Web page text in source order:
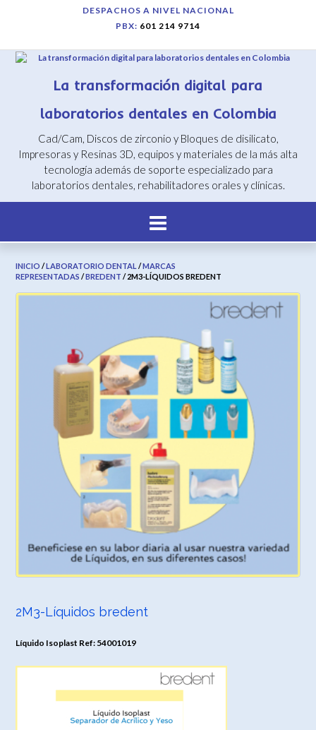
DESPACHOS A NIVEL NACIONAL
PBX: 601 214 9714
La transformación digital para
laboratorios dentales en Colombia
Cad/Cam, Discos de zirconio y Bloques de disilicato,
Impresoras y Resinas 3D, equipos y materiales de la más alta
tecnología además de soporte especializado para
laboratorios dentales, rehabilitadores orales y clínicas.
INICIO /LABORATORIO DENTAL /MARCAS
REPRESENTADAS /BREDENT / 2M3-LÍQUIDOS BREDENT
2M3-Líquidos bredent
Líquido Isoplast Ref: 54001019